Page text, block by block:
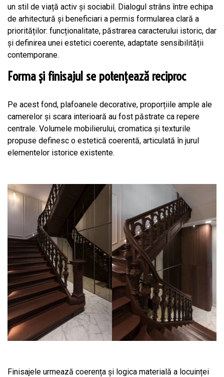
un stil de viață activ și sociabil. Dialogul strâns între echipa
de arhitectură și beneficiari a permis formularea clară a
priorităților: funcționalitate, păstrarea caracterului istoric, dar
și definirea unei estetici coerente, adaptate sensibilității
contemporane.
Forma și finisajul se potențează reciproc
Pe acest fond, plafoanele decorative, proporțiile ample ale
camerelor și scara interioară au fost păstrate ca repere
centrale. Volumele mobilierului, cromatica și texturile
propuse definesc o estetică coerentă, articulată în jurul
elementelor istorice existente.
Finisajele urmează coerența și logica materială a locuinței